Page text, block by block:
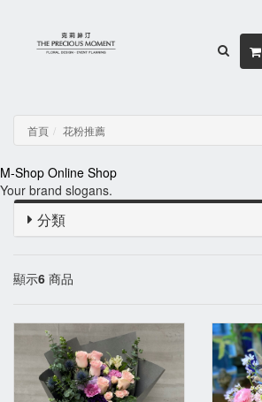
首頁 花粉推薦
M-Shop Online Shop
Your brand slogans.
分類
顯示6 商品